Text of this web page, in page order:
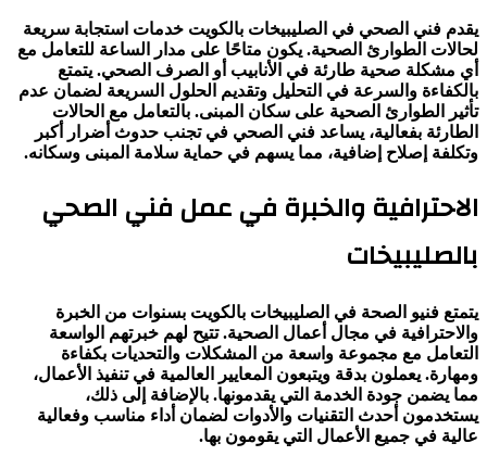
يقدم فني الصحي في الصليبيخات بالكويت خدمات استجابة سريعة
لحالات الطوارئ الصحية. يكون متاحًا على مدار الساعة للتعامل مع
أي مشكلة صحية طارئة في الأنابيب أو الصرف الصحي. يتمتع
بالكفاءة والسرعة في التحليل وتقديم الحلول السريعة لضمان عدم
تأثير الطوارئ الصحية على سكان المبنى. بالتعامل مع الحالات
الطارئة بفعالية، يساعد فني الصحي في تجنب حدوث أضرار أكبر
وتكلفة إصلاح إضافية، مما يسهم في حماية سلامة المبنى وسكانه.
الاحترافية والخبرة في عمل فني الصحي
بالصليبيخات
يتمتع فنيو الصحة في الصليبيخات بالكويت بسنوات من الخبرة
والاحترافية في مجال أعمال الصحية. تتيح لهم خبرتهم الواسعة
التعامل مع مجموعة واسعة من المشكلات والتحديات بكفاءة
ومهارة. يعملون بدقة ويتبعون المعايير العالمية في تنفيذ الأعمال،
مما يضمن جودة الخدمة التي يقدمونها. بالإضافة إلى ذلك،
يستخدمون أحدث التقنيات والأدوات لضمان أداء مناسب وفعالية
عالية في جميع الأعمال التي يقومون بها.